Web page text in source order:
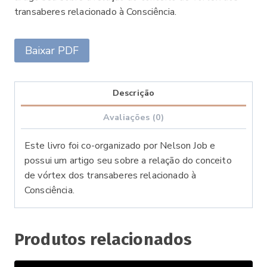
transaberes relacionado à Consciência.
Baixar PDF
Descrição
Avaliações (0)
Este livro foi co-organizado por Nelson Job e
possui um artigo seu sobre a relação do conceito
de vórtex dos transaberes relacionado à
Consciência.
Produtos relacionados